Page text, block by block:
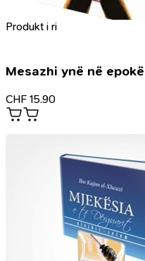
Produkt i ri
Mesazhi ynë në
CHF 15.90